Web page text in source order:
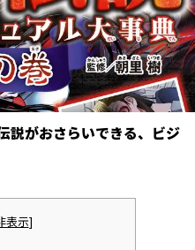
説がおさらいできる、ビジ
表示]